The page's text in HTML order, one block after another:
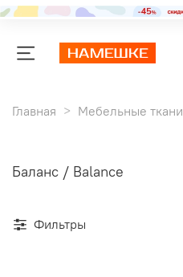
Главная Мебельные ткани
Баланс / Balance
Фильтры